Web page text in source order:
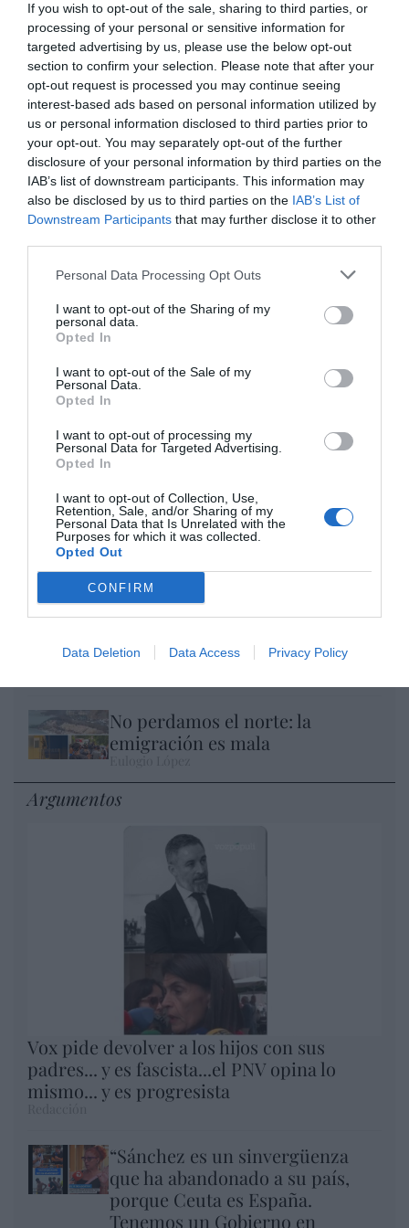
If you wish to opt-out of the sale, sharing to third parties, or
processing of your personal or sensitive information for
targeted advertising by us, please use the below opt-out
section to confirm your selection. Please note that after your
opt-out request is processed you may continue seeing
interest-based ads based on personal information utilized by
us or personal information disclosed to third parties prior to
your opt-out. You may separately opt-out of the further
disclosure of your personal information by third parties on the
IAB’s list of downstream participants. This information may
also be disclosed by us to third parties on the IAB’s List of
Downstream Participants that may further disclose it to other
Personal Data Processing Opt Outs
I want to opt-out of the Sharing of my
personal data.
Opted In
I want to opt-out of the Sale of my
Personal Data.
Opted In
I want to opt-out of processing my
Personal Data for Targeted Advertising.
Opted In
I want to opt-out of Collection, Use,
Retention, Sale, and/or Sharing of my
Personal Data that Is Unrelated with the
Purposes for which it was collected.
Opted Out
CONFIRM
Data Deletion Data Access Privacy Policy
DIARIO DE LA CORRUPCIÓN SANCHISTA
Diario de la corrupción sanchista. La
Audiencia Nacional prorroga seis meses la
investigación del caso Koldo, ante el
ingente material incautado por la UCO
por Redacción
Artículos anteriores
Enormes minucias
por Eulogio López
El IBEX 35 cerró la sesión del miércoles en
los 20.057 puntos, un nuevo récord
Eulogio López
convertir al musulmán
No perdamos el norte: la
emigración es mala
Argumentos
Vox pide devolver a los hijos con sus
padres... y es fascista...el PNV opina lo
mismo... y es progresista
“Sánchez es un sinvergüenza
que ha abandonado a su país,
porque Ceuta es España.
Tenemos un Gobierno en